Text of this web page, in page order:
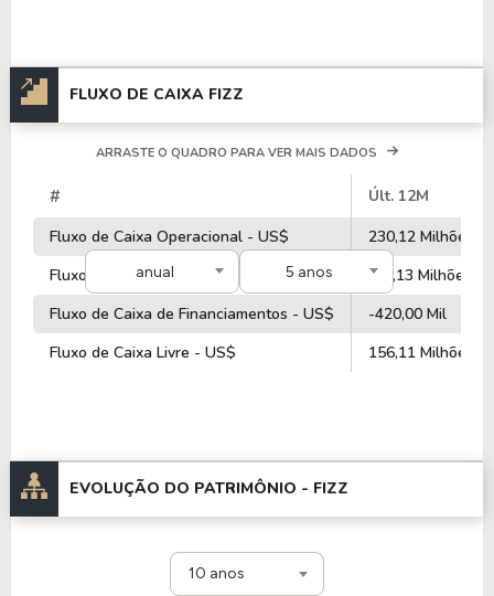
FLUXO DE CAIXA FIZZ
anual 5 anos
ARRASTE O QUADRO PARA VER MAIS DADOS
#
Últ. 12M
Fluxo de Caixa Operacional - US$
230,12 Milhões
Fluxo de Caixa de Investimentos - US$
-25,13 Milhões
Fluxo de Caixa de Financiamentos - US$
-420,00 Mil
Fluxo de Caixa Livre - US$
156,11 Milhões
EVOLUÇÃO DO PATRIMÔNIO - FIZZ
10 anos